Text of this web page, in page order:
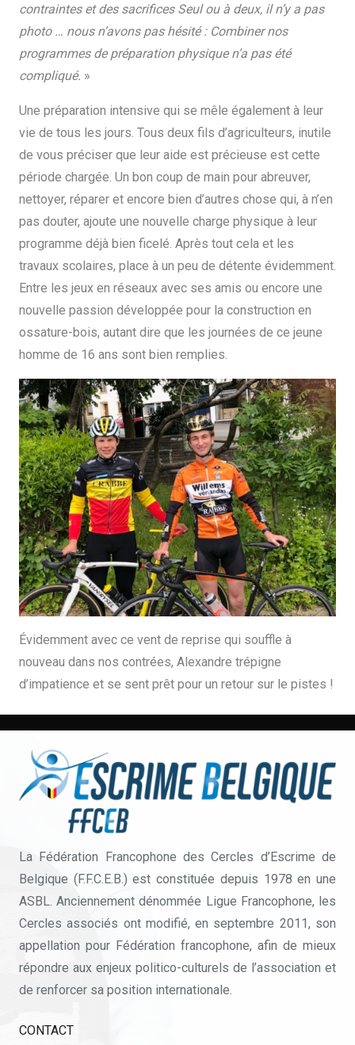
contraintes et des sacrifices Seul ou à deux, il n’y a pas
photo … nous n’avons pas hésité : Combiner nos
programmes de préparation physique n’a pas été
compliqué. »
Une préparation intensive qui se mêle également à leur
vie de tous les jours. Tous deux fils d’agriculteurs, inutile
de vous préciser que leur aide est précieuse est cette
période chargée. Un bon coup de main pour abreuver,
nettoyer, réparer et encore bien d’autres chose qui, à n’en
pas douter, ajoute une nouvelle charge physique à leur
programme déjà bien ficelé. Après tout cela et les
travaux scolaires, place à un peu de détente évidemment.
Entre les jeux en réseaux avec ses amis ou encore une
nouvelle passion développée pour la construction en
ossature-bois, autant dire que les journées de ce jeune
homme de 16 ans sont bien remplies.
Évidemment avec ce vent de reprise qui souffle à
nouveau dans nos contrées, Alexandre trépigne
d’impatience et se sent prêt pour un retour sur le pistes !
La Fédération Francophone des Cercles d’Escrime de
Belgique (F.F.C.E.B.) est constituée depuis 1978 en une
ASBL. Anciennement dénommée Ligue Francophone, les
Cercles associés ont modifié, en septembre 2011, son
appellation pour Fédération francophone, afin de mieux
répondre aux enjeux politico-culturels de l’association et
de renforcer sa position internationale.
CONTACT